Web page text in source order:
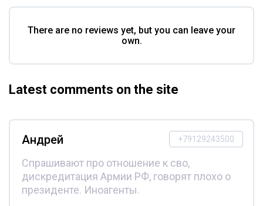
There are no reviews yet, but you can leave your
own.
Latest comments on the site
+79129243500
Андрей
Спрашивают про отношение к сво,
дискредитация Армии РФ, говорят плохо о
президенте. Иноагенты.